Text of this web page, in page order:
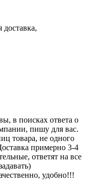
доставка,
в поисках ответа о
пишу для вас.
товара, не одного
примерно 3-4
ответят на все
удобно!!!